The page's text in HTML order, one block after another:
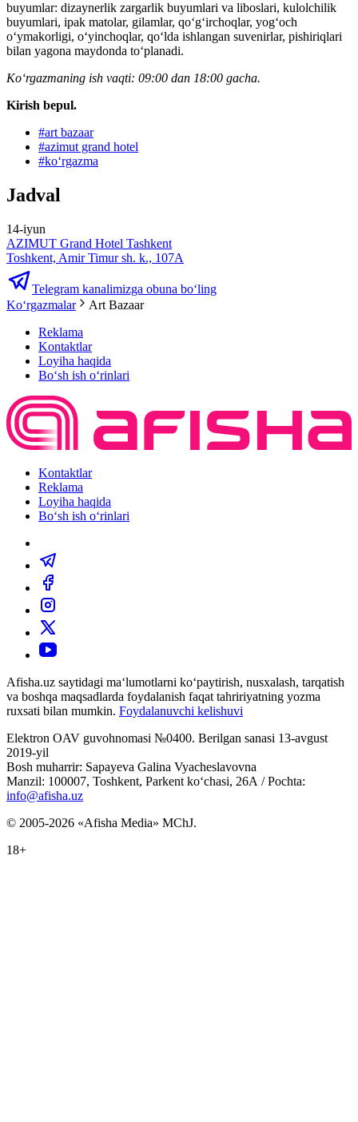
buyumlar: dizaynerlik zargarlik buyumlari va liboslari, kulolchilik
buyumlari, ipak matolar, gilamlar, qo‘g‘irchoqlar, yog‘och
o‘ymakorligi, o‘yinchoqlar, qo‘lda ishlangan suvenirlar, pishiriqlari
bilan yagona maydonda to‘planadi.
Koʻrgazmaning ish vaqti: 09:00 dan 18:00 gacha.
Kirish bepul.
#art bazaar
#azimut grand hotel
#koʻrgazma
Jadval
14-iyun
AZIMUT Grand Hotel Tashkent
Toshkent, Amir Timur sh. k., 107А
Telegram kanalimizga obuna bo‘ling
Ko‘rgazmalar
Art Bazaar
Reklama
Kontaktlar
Loyiha haqida
Bo‘sh ish o‘rinlari
Kontaktlar
Reklama
Loyiha haqida
Bo‘sh ish o‘rinlari
Afisha.uz saytidagi ma‘lumotlarni ko‘paytirish, nusxalash, tarqatish
va boshqa maqsadlarda foydalanish faqat tahririyatning yozma
ruxsati bilan mumkin. Foydalanuvchi kelishuvi
Elektron OAV guvohnomasi №0400. Berilgan sanasi 13-avgust
2019-yil
Bosh muharrir: Sapayeva Galina Vyacheslavovna
Manzil: 100007, Toshkent, Parkent ko‘chasi, 26А / Pochta:
info@afisha.uz
© 2005-2026 «Afisha Media» MChJ.
18+